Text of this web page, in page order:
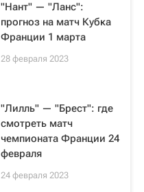
"Нант" — "Ланс":
прогноз на матч Кубка
Франции 1 марта
28 февраля 2023
"Лилль" — "Брест": где
смотреть матч
чемпионата Франции 24
февраля
24 февраля 2023